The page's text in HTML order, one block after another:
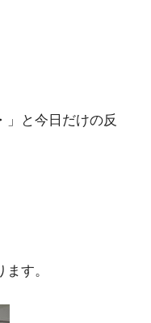
」と今日だけの反
す。